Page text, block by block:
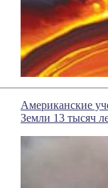
Американские
Земли 13 тысяч